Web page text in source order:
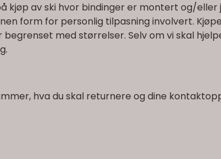
kjøp av ski hvor bindinger er montert og/
form for personlig tilpasning involvert.
med størrelser. Selv om vi skal
hva du skal returnere og dine